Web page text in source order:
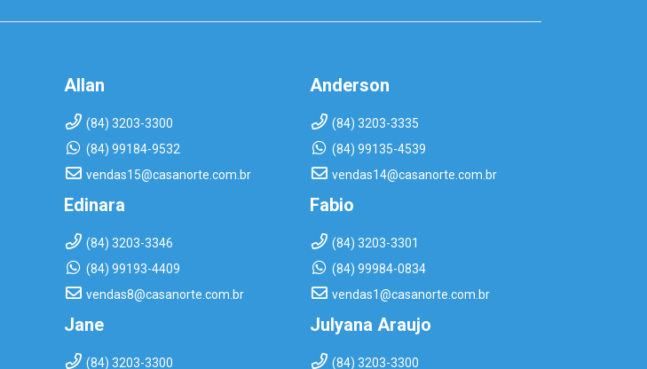
Allan
(84) 3203-3300
(84) 99184-9532
vendas15@casanorte.com.br
Anderson
(84) 3203-3335
(84) 99135-4539
vendas14@casanorte.com.br
Edinara
(84) 3203-3346
(84) 99193-4409
vendas8@casanorte.com.br
Fabio
(84) 3203-3301
(84) 99984-0834
vendas1@casanorte.com.br
Jane
(84) 3203-3300
Julyana Araujo
(84) 3203-3300